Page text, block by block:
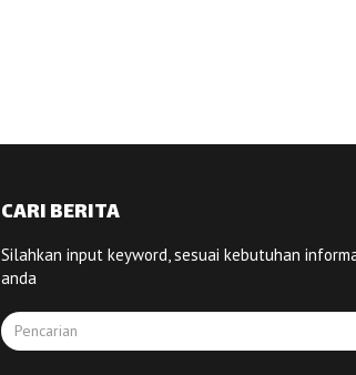
CARI BERITA
Silahkan input keyword, sesuai kebutuhan
anda